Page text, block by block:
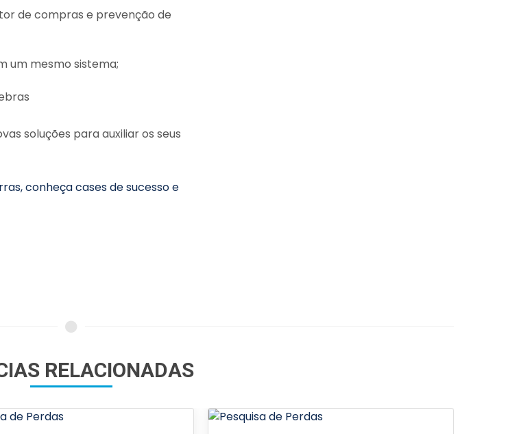
de compras e prevenção de
um mesmo sistema;
soluções para auxiliar os seus
conheçacases de sucesso e
RELACIONADAS